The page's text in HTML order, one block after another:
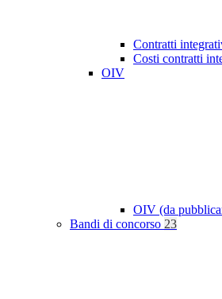
Contratti
Costi contratti
OIV
OIV (da
Bandi di concorso 23